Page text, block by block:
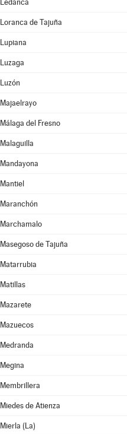
Ledanca
Loranca de Tajuña
Lupiana
Luzaga
Luzón
Majaelrayo
Málaga del Fresno
Malaguilla
Mandayona
Mantiel
Maranchón
Marchamalo
Masegoso de Tajuña
Matarrubia
Matillas
Mazarete
Mazuecos
Medranda
Megina
Membrillera
Miedes de Atienza
Mierla (La)